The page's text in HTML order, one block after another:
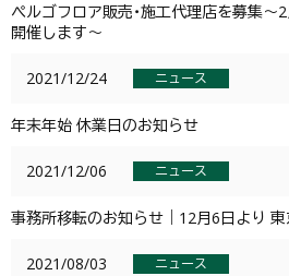
ぺルゴフロア販売・施工代理店を募集～2
開催します～
2021/12/24 ニュース
年末年始 休業日のお知らせ
2021/12/06 ニュース
事務所移転のお知らせ｜12月6日より
2021/08/03 ニュース